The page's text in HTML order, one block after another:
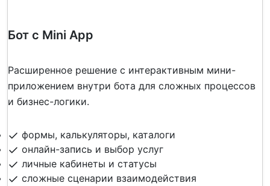
Бот с Mini App
Расширенное решение с интерактивным мини-
приложением внутри бота для сложных процессов
и бизнес-логики.
формы, калькуляторы, каталоги
онлайн-запись и выбор услуг
личные кабинеты и статусы
сложные сценарии взаимодействия